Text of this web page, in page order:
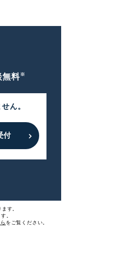
無料※
ん。
付
す。
。
をご覧ください。